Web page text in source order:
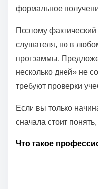
формальное
Поэтому фактический
слушателя, но в
программы.
несколько дней» не
требуют проверки
Если вы только
сначала стоит понять,
Что такое